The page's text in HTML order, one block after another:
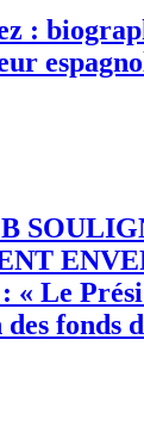
:
« Le
fonds